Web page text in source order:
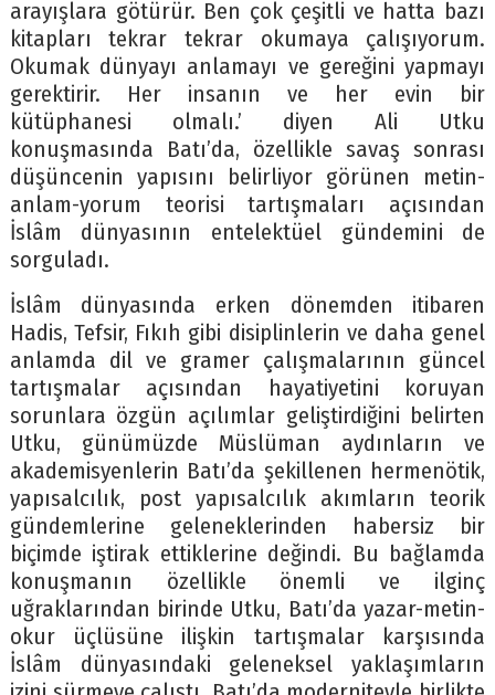
arayışlara götürür. Ben çok çeşitli ve hatta bazı
kitapları tekrar tekrar okumaya çalışıyorum.
Okumak dünyayı anlamayı ve gereğini yapmayı
gerektirir. Her insanın ve her evin bir
kütüphanesi olmalı.’ diyen Ali Utku
konuşmasında Batı’da, özellikle savaş sonrası
düşüncenin yapısını belirliyor görünen metin-
anlam-yorum teorisi tartışmaları açısından
İslâm dünyasının entelektüel gündemini de
sorguladı.
İslâm dünyasında erken dönemden itibaren
Hadis, Tefsir, Fıkıh gibi disiplinlerin ve daha genel
anlamda dil ve gramer çalışmalarının güncel
tartışmalar açısından hayatiyetini koruyan
sorunlara özgün açılımlar geliştirdiğini belirten
Utku, günümüzde Müslüman aydınların ve
akademisyenlerin Batı’da şekillenen hermenötik,
yapısalcılık, post yapısalcılık akımların teorik
gündemlerine geleneklerinden habersiz bir
biçimde iştirak ettiklerine değindi. Bu bağlamda
konuşmanın özellikle önemli ve ilginç
uğraklarından birinde Utku, Batı’da yazar-metin-
okur üçlüsüne ilişkin tartışmalar karşısında
İslâm dünyasındaki geleneksel yaklaşımların